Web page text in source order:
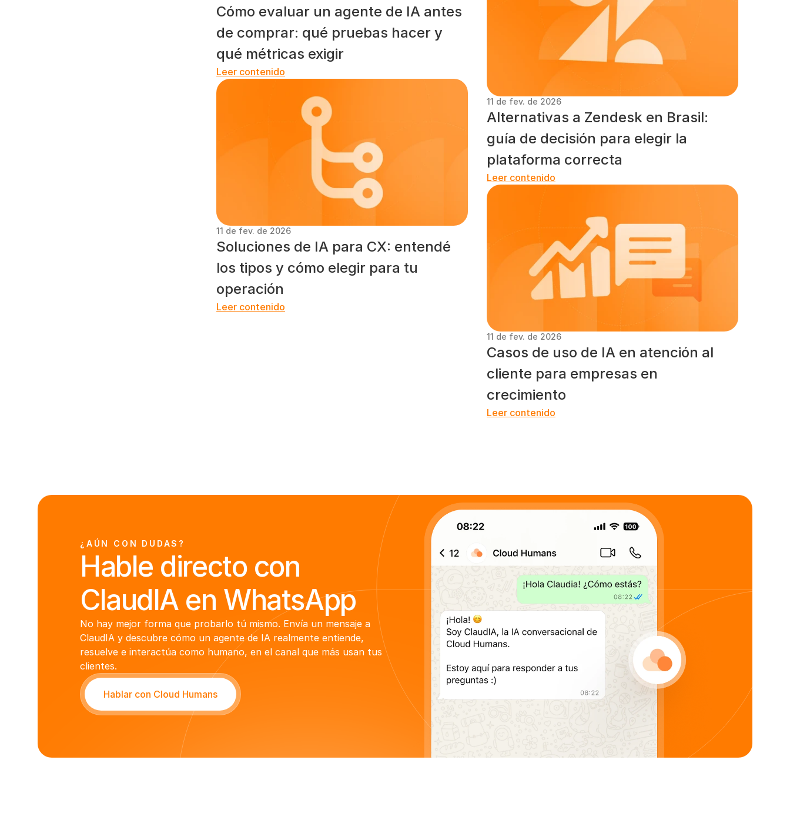
Cómo evaluar un agente de IA antes
de comprar: qué pruebas hacer y
qué métricas exigir
Leer contenido
11 de fev. de 2026
Soluciones de IA para CX: entendé
los tipos y cómo elegir para tu
operación
Leer contenido
11 de fev. de 2026
Alternativas a Zendesk en Brasil:
guía de decisión para elegir la
plataforma correcta
Leer contenido
11 de fev. de 2026
Casos de uso de IA en atención al
cliente para empresas en
crecimiento
Leer contenido
¿AÚN CON DUDAS?
Hable directo con
ClaudIA en WhatsApp
No hay mejor forma que probarlo tú mismo. Envía un mensaje a
ClaudIA y descubre cómo un agente de IA realmente entiende,
resuelve e interactúa como humano, en el canal que más usan tus
clientes.
Hablar con Cloud Humans